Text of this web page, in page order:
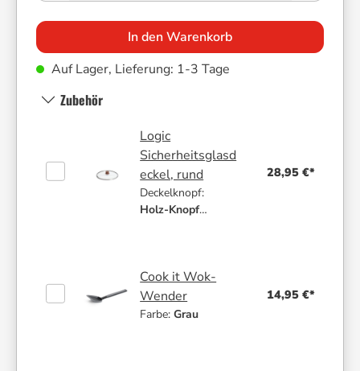
In den Warenkorb
Auf Lager, Lieferung: 1-3 Tage
Zubehör
Logic
Sicherheitsglasd
eckel, rund
Deckelknopf:
Holz-Knopf
28,95 €*
Cook it Wok-
Wender
Farbe:Grau
14,95 €*